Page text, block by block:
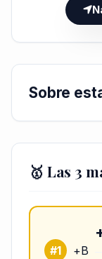
Sobre
🥇 Las 3
#1 +B